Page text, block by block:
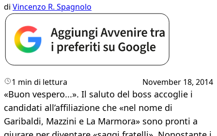
di Vincenzo R. Spagnolo
1 min di lettura November 18, 2014
«Buon vespero...». Il saluto del boss accoglie i
candidati all’affiliazione che «nel nome di
Garibaldi, Mazzini e La Marmora» sono pronti a